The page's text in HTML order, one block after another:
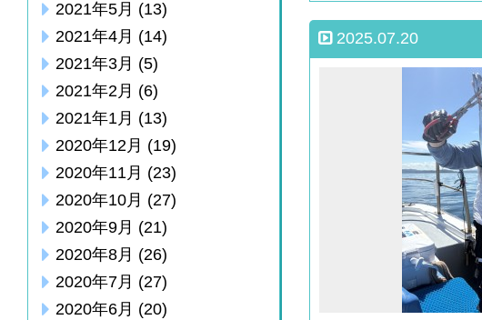
2021年5月 (13)
2021年4月 (14)
2021年3月 (5)
2021年2月 (6)
2021年1月 (13)
2020年12月 (19)
2020年11月 (23)
2020年10月 (27)
2020年9月 (21)
2020年8月 (26)
2020年7月 (27)
2020年6月 (20)
2025.07.20